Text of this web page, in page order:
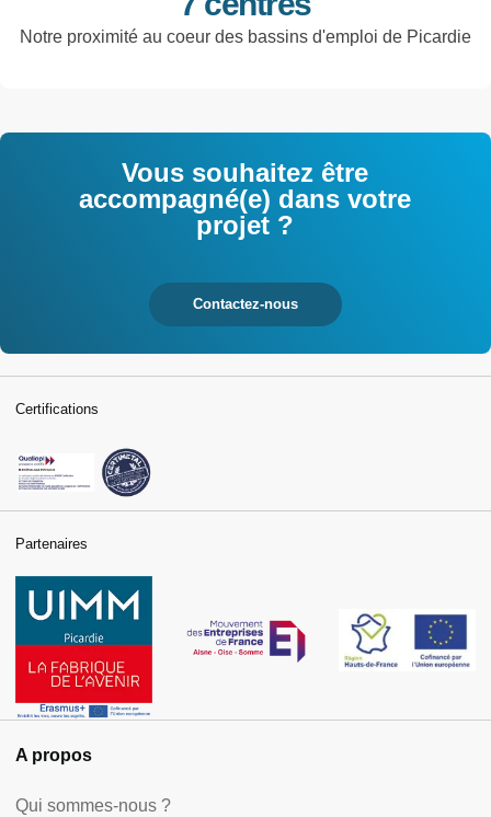
Notre proximité au coeur des bassins d'emploi de Picardie
Vous souhaitez être
accompagné(e) dans votre
projet ?
Contactez-nous
A propos
Qui sommes-nous ?
Certifications
Partenaires